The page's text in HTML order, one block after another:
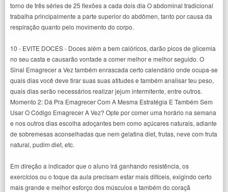
torno de três séries de 25 flexões a cada dois dia O abdominal tradicional
trabalha principalmente a parte superior do abdômen, tanto por causa da
respiração quanto pelo movimento do corpo.
10 - EVITE DOCES - Doces além a bem calóricos, darão picos de glicemia
no seu casta e causarão vontade a comer melhor e melhor seguido. O
Sinal Emagrecer a Vez também enrascada certo calendário onde ocupa-se
quais dias você deve tirar suas suas atitudes e também analisar teu peso,
quais dias serão necessários realizar jejum intermitente, entre outros.
Momento 2: Dá Pra Emagrecer Com A Mesma Estratégia E Também Sem
Usar O Código Emagrecer A Vez? Opte por comer uma horário na semana
e nos outros dias escolha adoçantes bem como açúcares naturais, adiante
de sobremesas aconselhadas que nem gelatina diet, frutas, neve com fruta
natural, pudim diet, etc.
Em direção a indicador que o aluno irá ganhando resistência, os
exercícios ou o toque da aula precisam estar mais difíceis, exigindo certo
mais grande e melhor esforço dos músculos e também do coraçã